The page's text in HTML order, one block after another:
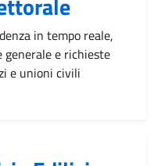
in tempo reale,
generale e richieste
e unioni civili